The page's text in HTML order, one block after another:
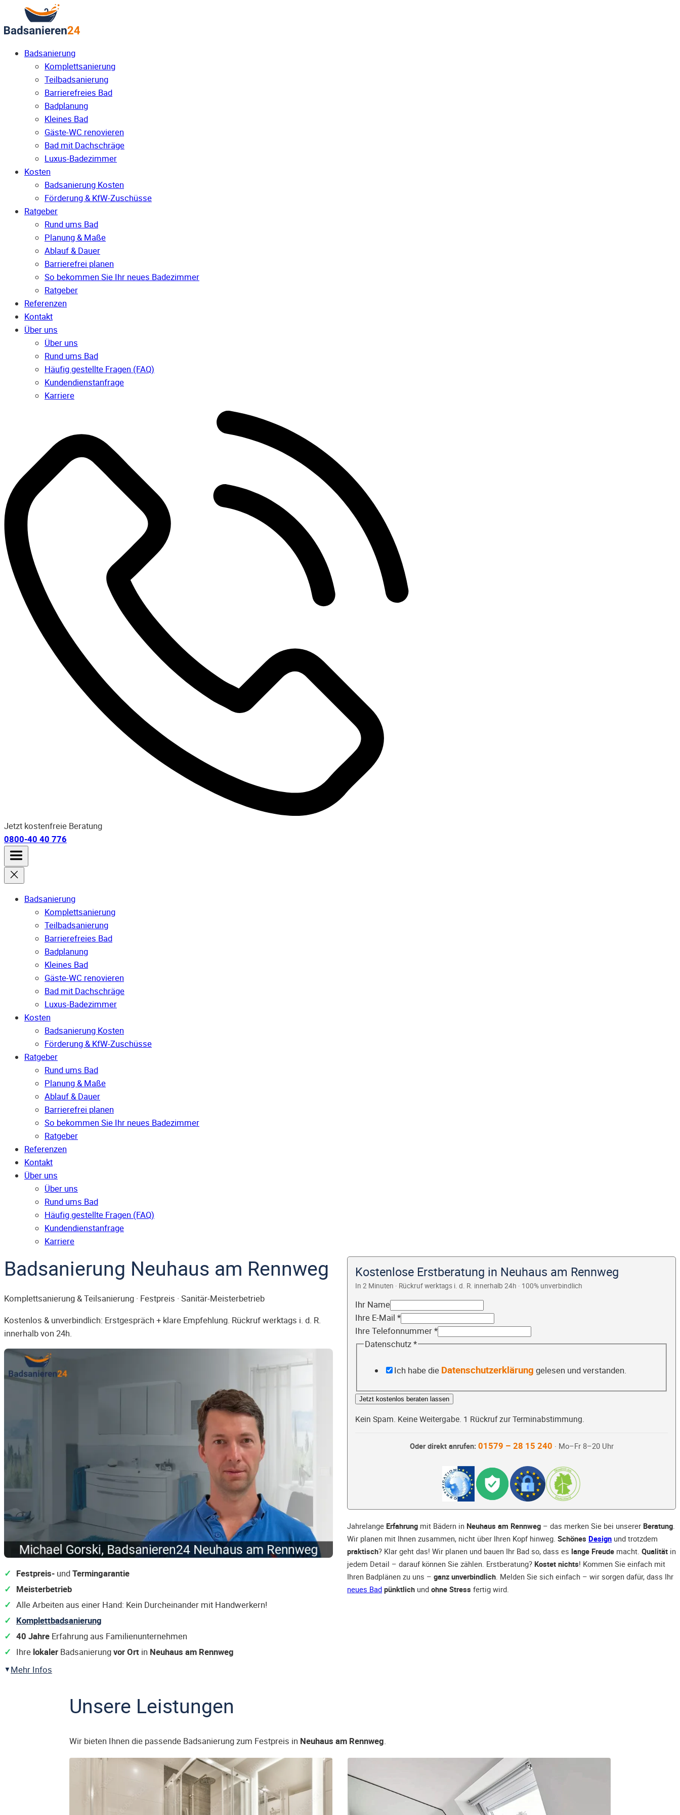
Badsanierung
Komplettsanierung
Teilbadsanierung
Barrierefreies Bad
Badplanung
Kleines Bad
Gäste-WC renovieren
Bad mit Dachschräge
Luxus-Badezimmer
Kosten
Badsanierung Kosten
Förderung & KfW-Zuschüsse
Ratgeber
Rund ums Bad
Planung & Maße
Ablauf & Dauer
Barrierefrei planen
So bekommen Sie Ihr neues Badezimmer
Ratgeber
Referenzen
Kontakt
Über uns
Über uns
Rund ums Bad
Häufig gestellte Fragen (FAQ)
Kunden­dienst­anfrage
Karriere
Jetzt kostenfreie Beratung
0800-40 40 776
Badsanierung
Komplettsanierung
Teilbadsanierung
Barrierefreies Bad
Badplanung
Kleines Bad
Gäste-WC renovieren
Bad mit Dachschräge
Luxus-Badezimmer
Kosten
Badsanierung Kosten
Förderung & KfW-Zuschüsse
Ratgeber
Rund ums Bad
Planung & Maße
Ablauf & Dauer
Barrierefrei planen
So bekommen Sie Ihr neues Badezimmer
Ratgeber
Referenzen
Kontakt
Über uns
Über uns
Rund ums Bad
Häufig gestellte Fragen (FAQ)
Kunden­dienst­anfrage
Karriere
Badsanierung Neuhaus am Rennweg
Komplettsanierung & Teilsanierung · Festpreis · Sanitär-Meisterbetrieb
Kostenlos & unverbindlich: Erstgespräch + klare Empfehlung. Rückruf werktags i. d. R.
innerhalb von 24h.
Festpreis- undTermingarantie
Meisterbetrieb
Alle Arbeiten aus einer Hand: Kein Durcheinander mit Handwerkern!
Komplettbadsanierung
40 Jahre Erfahrung aus Familienunternehmen
Ihre lokaler Badsanierungvor Ort in Neuhaus am Rennweg
Mehr Infos
Kostenlose Erstberatung in Neuhaus am Rennweg
In 2 Minuten · Rückruf werktags i. d. R. innerhalb 24h · 100% unverbindlich
Ihr Name
Ihre E-Mail *
Ihre Telefonnummer*
Datenschutz*
Ich habe die Datenschutzerklärung gelesen und verstanden.
Jetzt kostenlos beraten lassen
Kein Spam. Keine Weitergabe. 1 Rückruf zur Terminabstimmung.
Oder direkt anrufen: 01579 – 28 15 240 · Mo–Fr 8–20 Uhr
Jahrelange Erfahrung mit Bädern in Neuhaus am Rennweg – das merken Sie bei unserer Beratung.
Wir planen mit Ihnen zusammen, nicht über Ihren Kopf hinweg. Schönes Design und trotzdem
praktisch? Klar geht das! Wir planen und bauen Ihr Bad so, dass es lange Freude macht. Qualität in
jedem Detail – darauf können Sie zählen. Erstberatung? Kostet nichts! Kommen Sie einfach mit
Ihren Badplänen zu uns – ganz unverbindlich. Melden Sie sich einfach – wir sorgen dafür, dass Ihr
neues Bad pünktlich und ohne Stress fertig wird.
Unsere Leistungen
Wir bieten Ihnen die passende Badsanierung zum Festpreis in Neuhaus am Rennweg.